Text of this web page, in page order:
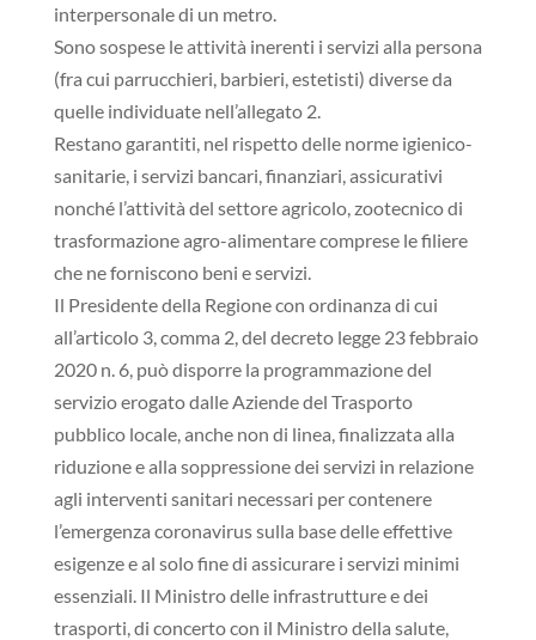
interpersonale di un metro.
Sono sospese le attività inerenti i servizi alla persona
(fra cui parrucchieri, barbieri, estetisti) diverse da
quelle individuate nell’allegato 2.
Restano garantiti, nel rispetto delle norme igienico-
sanitarie, i servizi bancari, finanziari, assicurativi
nonché l’attività del settore agricolo, zootecnico di
trasformazione agro-alimentare comprese le filiere
che ne forniscono beni e servizi.
Il Presidente della Regione con ordinanza di cui
all’articolo 3, comma 2, del decreto legge 23 febbraio
2020 n. 6, può disporre la programmazione del
servizio erogato dalle Aziende del Trasporto
pubblico locale, anche non di linea, finalizzata alla
riduzione e alla soppressione dei servizi in relazione
agli interventi sanitari necessari per contenere
l’emergenza coronavirus sulla base delle effettive
esigenze e al solo fine di assicurare i servizi minimi
essenziali. Il Ministro delle infrastrutture e dei
trasporti, di concerto con il Ministro della salute,